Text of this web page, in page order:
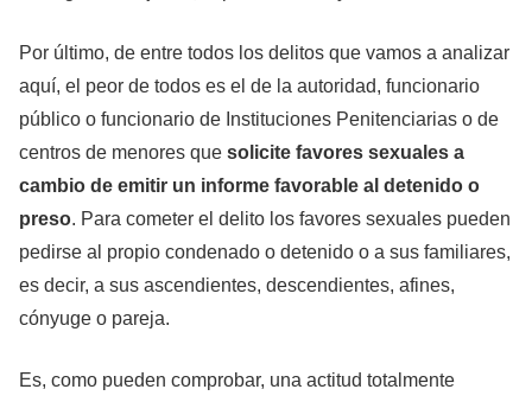
Por último, de entre todos los delitos que vamos a analizar
aquí, el peor de todos es el de la autoridad, funcionario
público o funcionario de Instituciones Penitenciarias o de
centros de menores que solicite favores sexuales a
cambio de emitir un informe favorable al detenido o
preso. Para cometer el delito los favores sexuales pueden
pedirse al propio condenado o detenido o a sus familiares,
es decir, a sus ascendientes, descendientes, afines,
cónyuge o pareja.
Es, como pueden comprobar, una actitud totalmente